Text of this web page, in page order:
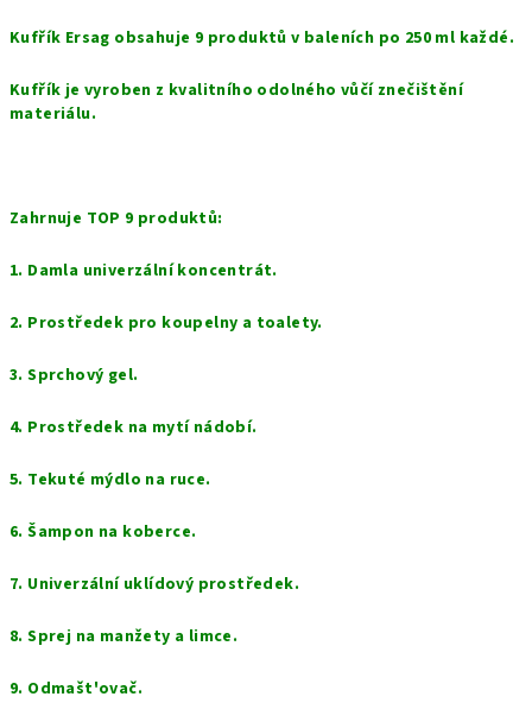
Kufřík Ersag obsahuje 9 produktů v baleních po 250 ml každé.
Kufřík je vyroben z kvalitního odolného vůčí znečištění
materiálu.
Zahrnuje TOP 9 produktů: ⠀
1. Damla univerzální koncentrát.
2. Prostředek pro koupelny a toalety.
3. Sprchový gel.
4. Prostředek na mytí nádobí.
5. Tekuté mýdlo na ruce.
6. Šampon na koberce.
7. Univerzální uklídový prostředek.
8. Sprej na manžety a limce.
9. Odmašt'ovač.